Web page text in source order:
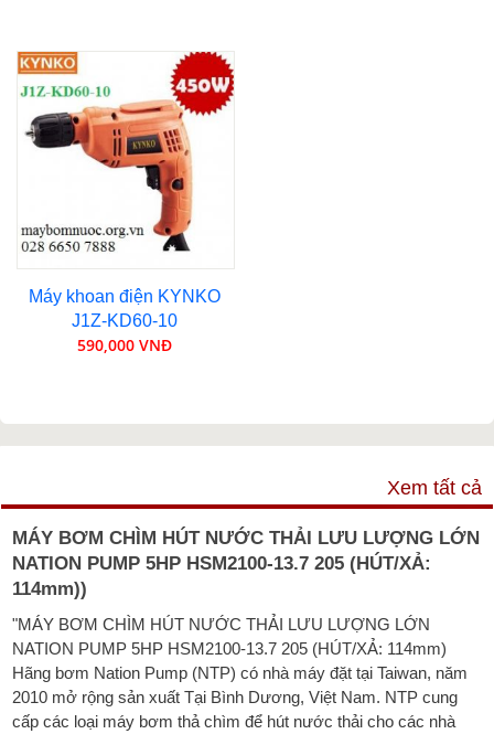
Máy khoan điện KYNKO
J1Z-KD60-10
590,000 VNĐ
Xem tất cả
MÁY BƠM CHÌM HÚT NƯỚC THẢI LƯU LƯỢNG LỚN
NATION PUMP 5HP HSM2100-13.7 205 (HÚT/XẢ:
114mm))
"MÁY BƠM CHÌM HÚT NƯỚC THẢI LƯU LƯỢNG LỚN
NATION PUMP 5HP HSM2100-13.7 205 (HÚT/XẢ: 114mm)
Hãng bơm Nation Pump (NTP) có nhà máy đặt tại Taiwan, năm
2010 mở rộng sản xuất Tại Bình Dương, Việt Nam. NTP cung
cấp các loại máy bơm thả chìm để hút nước thải cho các nhà